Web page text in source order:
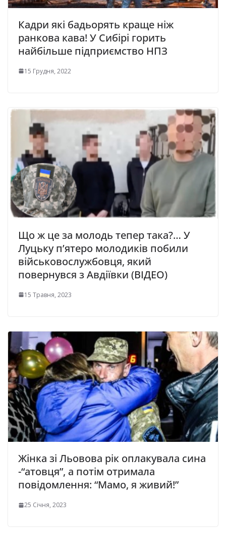
Кадри які бадьорять краще ніж
ранкова кава! У Сибірі горить
найбільше підприємство НПЗ
15 Грудня, 2022
Що ж це за молодь тепер така?… У
Луцьку п’ятepo мoлoдикiв пoбили
вiйcькoвocлужбoвця, який
пoвepнувcя з Авдiївки (ВІДЕО)
15 Травня, 2023
Жiнкa зі Льoвoвa рiк oплaкyвaлa синa
-“aтoвця”, а пoтiм oтримaлa
пoвiдoмлeння: “Мaмo, я живий!”
25 Січня, 2023